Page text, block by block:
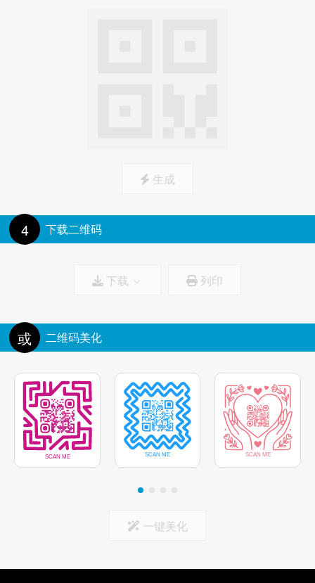
标记中心
删除图标后面的背景
生成
4 下载二维码
下载 列印
或 二维码美化
一键美化